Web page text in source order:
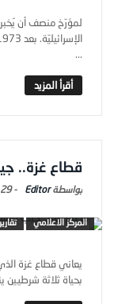
...
قطاع غزة..
Editor
-29 أغسطس,2019
المركز الاعلامي تقارير
يعاني قطاع غزة الذي
بحياة ثلاثة شرطيين